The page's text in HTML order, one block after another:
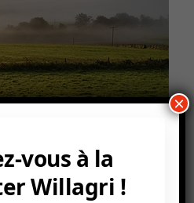
vous à la
Willagri !
×